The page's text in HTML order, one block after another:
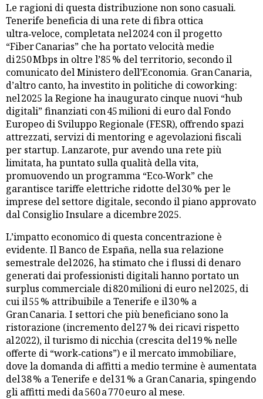
Le ragioni di questa distribuzione non sono casuali.
Tenerife beneficia di una rete di fibra ottica
ultra‑veloce, completata nel 2024 con il progetto
“Fiber Canarias” che ha portato velocità medie
di 250 Mbps in oltre l’85 % del territorio, secondo il
comunicato del Ministero dell’Economia. Gran Canaria,
d’altro canto, ha investito in politiche di coworking:
nel 2025 la Regione ha inaugurato cinque nuovi “hub
digitali” finanziati con 45 milioni di euro dal Fondo
Europeo di Sviluppo Regionale (FESR), offrendo spazi
attrezzati, servizi di mentoring e agevolazioni fiscali
per startup. Lanzarote, pur avendo una rete più
limitata, ha puntato sulla qualità della vita,
promuovendo un programma “Eco‑Work” che
garantisce tariffe elettriche ridotte del 30 % per le
imprese del settore digitale, secondo il piano approvato
dal Consiglio Insulare a dicembre 2025.
L’impatto economico di questa concentrazione è
evidente. Il Banco de España, nella sua relazione
semestrale del 2026, ha stimato che i flussi di denaro
generati dai professionisti digitali hanno portato un
surplus commerciale di 820 milioni di euro nel 2025, di
cui il 55 % attribuibile a Tenerife e il 30 % a
Gran Canaria. I settori che più beneficiano sono la
ristorazione (incremento del 27 % dei ricavi rispetto
al 2022), il turismo di nicchia (crescita del 19 % nelle
offerte di “work‑cations”) e il mercato immobiliare,
dove la domanda di affitti a medio termine è aumentata
del 38 % a Tenerife e del 31 % a Gran Canaria, spingendo
gli affitti medi da 560 a 770 euro al mese.